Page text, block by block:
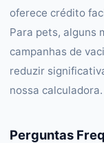
oferece crédito
Para pets, alguns
campanhas de
reduzir
nossa calculadora.
Perguntas